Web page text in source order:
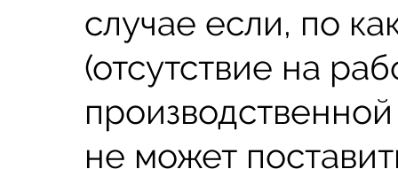
случае если, по
(отсутствие на
не может